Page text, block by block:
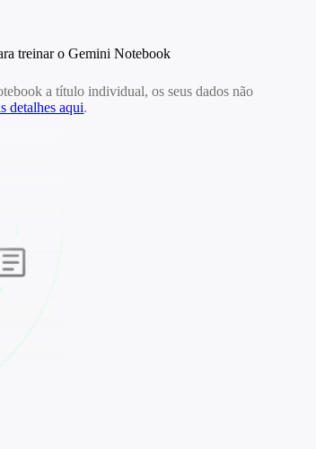
treinar o Gemini Notebook
a título individual, os seus dados não
detalhes aqui.